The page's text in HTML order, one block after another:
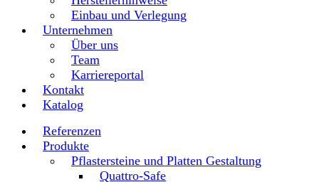
Einbau und Verlegung
Unternehmen
Über uns
Team
Karriereportal
Kontakt
Katalog
Referenzen
Produkte
Pflastersteine und Platten Gestaltung
Quattro-Safe